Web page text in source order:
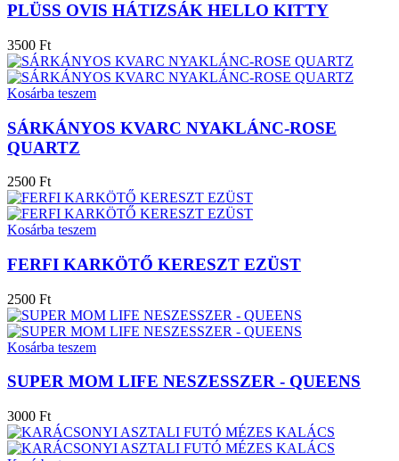
PLÜSS OVIS HÁTIZSÁK HELLO KITTY
3500 Ft
Kosárba teszem
SÁRKÁNYOS KVARC NYAKLÁNC-ROSE
QUARTZ
2500 Ft
Kosárba teszem
FERFI KARKÖTŐ KERESZT EZÜST
2500 Ft
Kosárba teszem
SUPER MOM LIFE NESZESSZER - QUEENS
3000 Ft